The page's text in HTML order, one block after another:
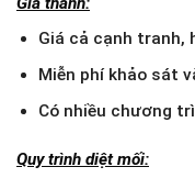
Giá cả cạnh tranh,
Miễn phí khảo sát
Có nhiều chương
Quy trình diệt mối: